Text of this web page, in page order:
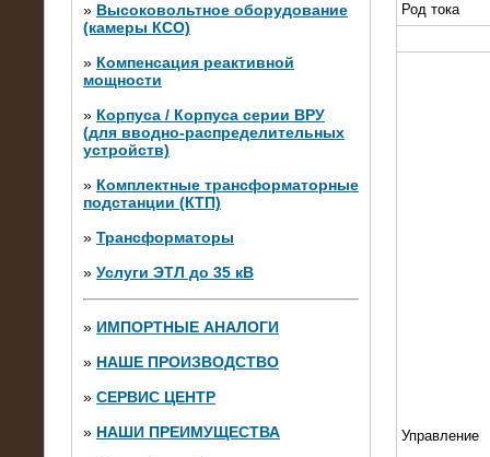
» Высоковольтное оборудование
(камеры КСО)
» Компенсация реактивной
мощности
» Корпуса / Корпуса серии ВРУ
(для вводно-распределительных
устройств)
» Комплектные трансформаторные
подстанции (КТП)
» Трансформаторы
» Услуги ЭТЛ до 35 кВ
» ИМПОРТНЫЕ АНАЛОГИ
» НАШЕ ПРОИЗВОДСТВО
» СЕРВИС ЦЕНТР
» НАШИ ПРЕИМУЩЕСТВА
28.02.2015
Нагрузочные модули 700 кВт (4
штуки)
Род тока
Управление